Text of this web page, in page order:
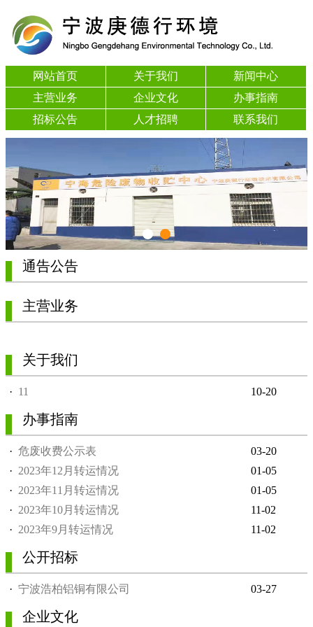
网站首页 关于我们
新闻中心
主营业务
企业文化
办事指南
招标公告
人才招聘 联系我们
通告公告
主营业务
关于我们
· 11 10-20
办事指南
· 危废收费公示表
03-20
· 2023年12月转运情况
01-05
· 2023年11月转运情况
01-05
· 2023年10月转运情况
11-02
· 2023年9月转运情况 11-02
公开招标
· 宁波浩柏铝铜有限公司 03-27
企业文化